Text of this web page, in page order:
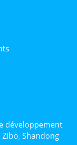
développement
Shandong